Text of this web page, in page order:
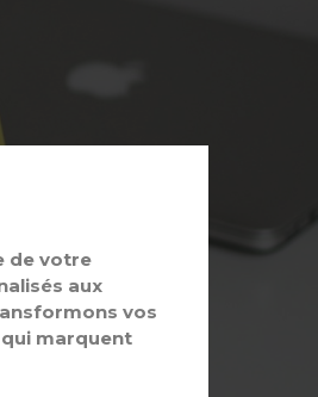
de votre
aux
vos
marquent